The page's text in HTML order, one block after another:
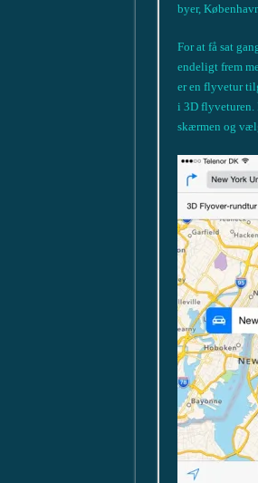
byer,
For at få sat
endeligt frem
er en flyvetur
i 3D flyveturen.
skærmen og